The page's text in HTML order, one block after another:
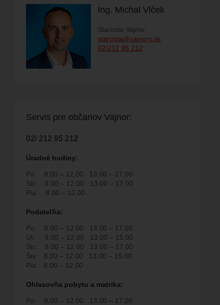
PODUJATÍ
Ing. Michal Vlček
Starosta Vajnor
starosta@vajnory.sk
02/212 95 212
Servis pre občanov Vajnor:
02/ 212 95 212
Úradné hodiny:
Po: 8.00 – 12.00
13.00 – 17.00
Str:
8.00 – 12.00
13.00 – 17.00
Pia:
8.00 – 12.00
Podateľňa:
Po: 8.00 – 12.00
13.00 – 17.00
Ut:
8.00 – 12.00
13.00 – 15.00
Str:
8.00 – 12.00
13.00 – 17.00
Štv:
8.00 – 12.00
13.00 – 15.00
Pia:
8.00 – 12.00
Ohlasovňa pobytu a matrika:
Po: 8.00 – 12.00
13.00 – 17.00